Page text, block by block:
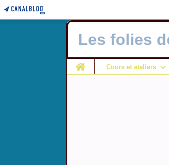
Les folies
Home
Cours et ateliers